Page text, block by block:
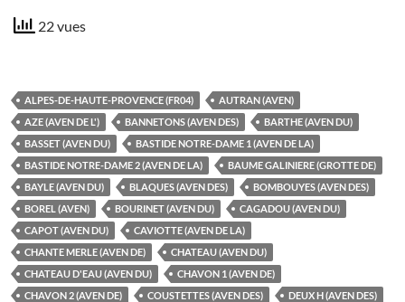
22 vues
ALPES-DE-HAUTE-PROVENCE (FR04)
AUTRAN (AVEN)
AZE (AVEN DE L')
BANNETONS (AVEN DES)
BARTHE (AVEN DU)
BASSET (AVEN DU)
BASTIDE NOTRE-DAME 1 (AVEN DE LA)
BASTIDE NOTRE-DAME 2 (AVEN DE LA)
BAUME GALINIERE (GROTTE DE)
BAYLE (AVEN DU)
BLAQUES (AVEN DES)
BOMBOUYES (AVEN DES)
BOREL (AVEN)
BOURINET (AVEN DU)
CAGADOU (AVEN DU)
CAPOT (AVEN DU)
CAVIOTTE (AVEN DE LA)
CHANTE MERLE (AVEN DE)
CHATEAU (AVEN DU)
CHATEAU D'EAU (AVEN DU)
CHAVON 1 (AVEN DE)
CHAVON 2 (AVEN DE)
COUSTETTES (AVEN DES)
DEUX H (AVEN DES)